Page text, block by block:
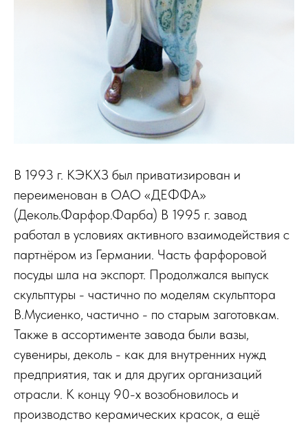
В 1993 г. КЭКХЗ был приватизирован и
переименован в ОАО «ДЕФФА»
(Деколь.Фарфор.Фарба) В 1995 г. завод
работал в условиях активного взаимодействия с
партнёром из Германии. Часть фарфоровой
посуды шла на экспорт. Продолжался выпуск
скульптуры - частично по моделям скульптора
В.Мусиенко, частично - по старым заготовкам.
Также в ассортименте завода были вазы,
сувениры, деколь - как для внутренних нужд
предприятия, так и для других организаций
отрасли. К концу 90-х возобновилось и
производство керамических красок, а ещё